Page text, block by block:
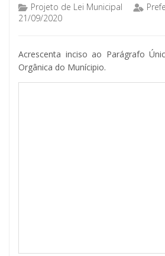
Projeto de Lei Municipal
21/09/2020
Acrescenta inciso ao Parágrafo
Orgânica do Munícipio.